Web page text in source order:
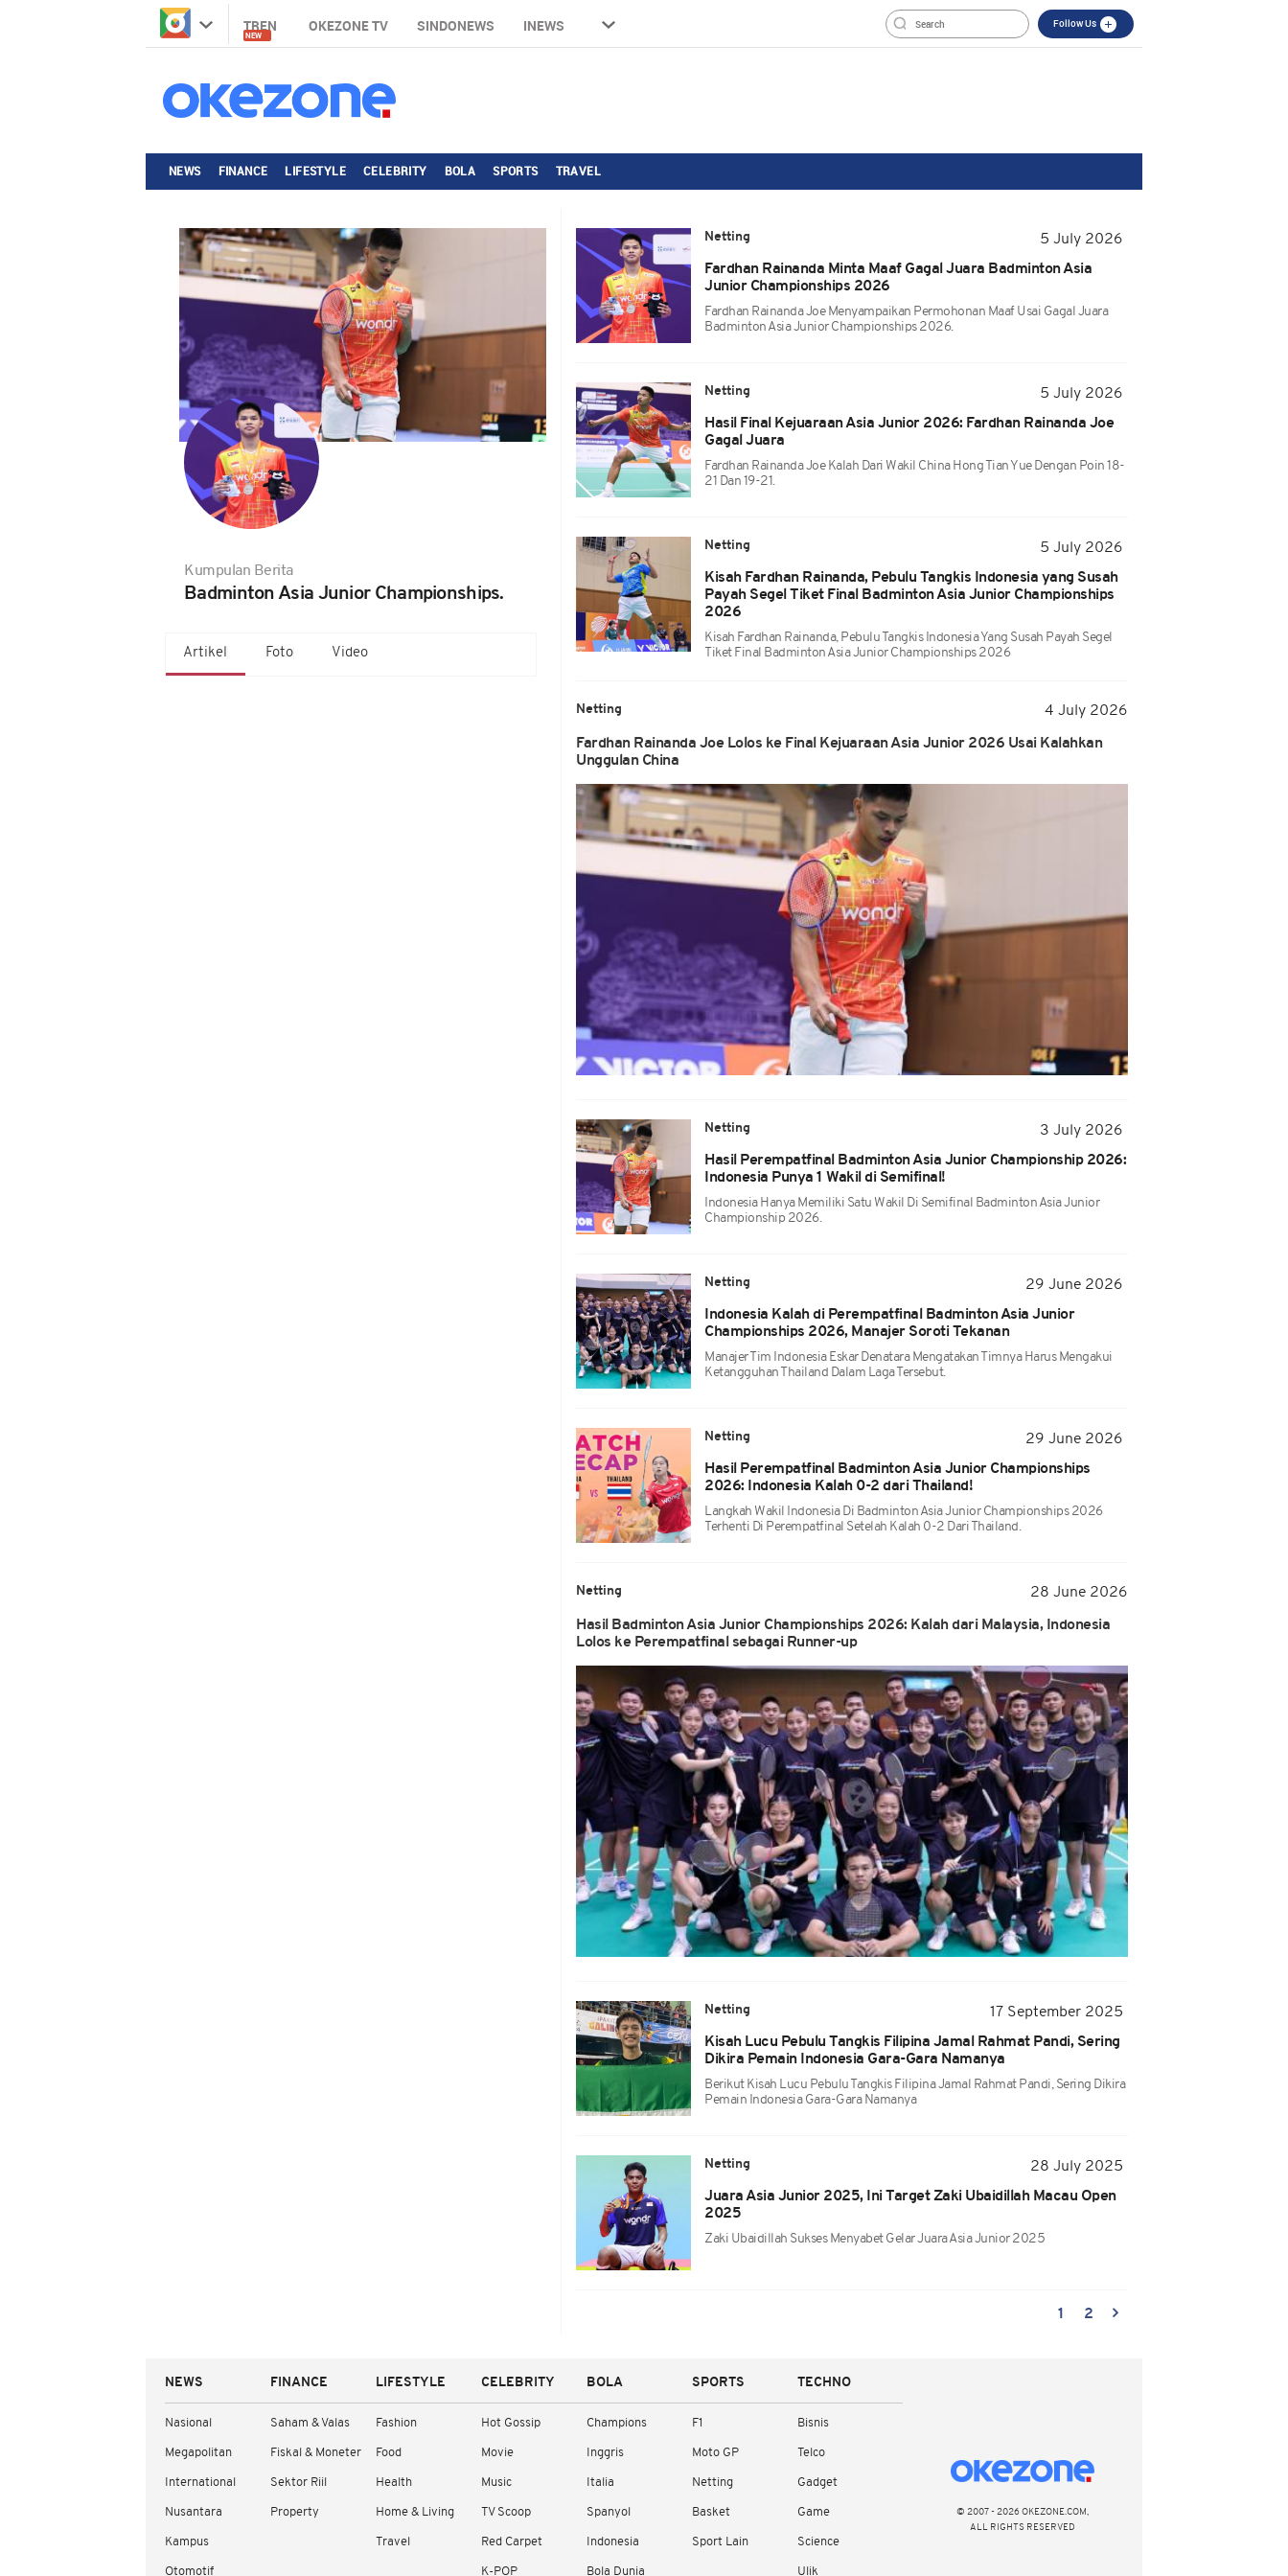
TREN
NEW
OKEZONE TV SINDONEWS INEWS Follow Us
NEWS FINANCE LIFESTYLE CELEBRITY BOLA SPORTS TRAVEL
Kumpulan Berita
Badminton Asia Junior Championships.
Artikel Foto Video
Netting
5 July 2026
Fardhan Rainanda Minta Maaf Gagal Juara Badminton Asia
Junior Championships 2026
Fardhan Rainanda Joe Menyampaikan Permohonan Maaf Usai Gagal Juara
Badminton Asia Junior Championships 2026.
Netting
5 July 2026
Hasil Final Kejuaraan Asia Junior 2026: Fardhan Rainanda Joe
Gagal Juara
Fardhan Rainanda Joe Kalah Dari Wakil China Hong Tian Yue Dengan Poin 18-
21 Dan 19-21.
Netting
5 July 2026
Kisah Fardhan Rainanda, Pebulu Tangkis Indonesia yang Susah
Payah Segel Tiket Final Badminton Asia Junior Championships
2026
Kisah Fardhan Rainanda, Pebulu Tangkis Indonesia Yang Susah Payah Segel
Tiket Final Badminton Asia Junior Championships 2026
Netting 4 July 2026
Fardhan Rainanda Joe Lolos ke Final Kejuaraan Asia Junior 2026 Usai Kalahkan
Unggulan China
Netting
3 July 2026
Hasil Perempatfinal Badminton Asia Junior Championship 2026:
Indonesia Punya 1 Wakil di Semifinal!
Indonesia Hanya Memiliki Satu Wakil Di Semifinal Badminton Asia Junior
Championship 2026.
Netting
29 June 2026
Indonesia Kalah di Perempatfinal Badminton Asia Junior
Championships 2026, Manajer Soroti Tekanan
Manajer Tim Indonesia Eskar Denatara Mengatakan Timnya Harus Mengakui
Ketangguhan Thailand Dalam Laga Tersebut.
Netting
29 June 2026
Hasil Perempatfinal Badminton Asia Junior Championships
2026: Indonesia Kalah 0-2 dari Thailand!
Langkah Wakil Indonesia Di Badminton Asia Junior Championships 2026
Terhenti Di Perempatfinal Setelah Kalah 0-2 Dari Thailand.
Netting 28 June 2026
Hasil Badminton Asia Junior Championships 2026: Kalah dari Malaysia, Indonesia
Lolos ke Perempatfinal sebagai Runner-up
Netting
17 September 2025
Kisah Lucu Pebulu Tangkis Filipina Jamal Rahmat Pandi, Sering
Dikira Pemain Indonesia Gara-Gara Namanya
Berikut Kisah Lucu Pebulu Tangkis Filipina Jamal Rahmat Pandi, Sering Dikira
Pemain Indonesia Gara-Gara Namanya
Netting
28 July 2025
Juara Asia Junior 2025, Ini Target Zaki Ubaidillah Macau Open
2025
Zaki Ubaidillah Sukses Menyabet Gelar Juara Asia Junior 2025
1 2
NEWS
Nasional
Megapolitan
International
Nusantara
Kampus
Otomotif
FINANCE
Saham & Valas
Fiskal & Moneter
Sektor Riil
Property
LIFESTYLE
Fashion
Food
Health
Home & Living
Travel
CELEBRITY
Hot Gossip
Movie
Music
TV Scoop
Red Carpet
K-POP
BOLA
Champions
Inggris
Italia
Spanyol
Indonesia
Bola Dunia
SPORTS
F1
Moto GP
Netting
Basket
Sport Lain
TECHNO
Bisnis
Telco
Gadget
Game
Science
Ulik
© 2007 - 2026 OKEZONE.COM,
ALL RIGHTS RESERVED